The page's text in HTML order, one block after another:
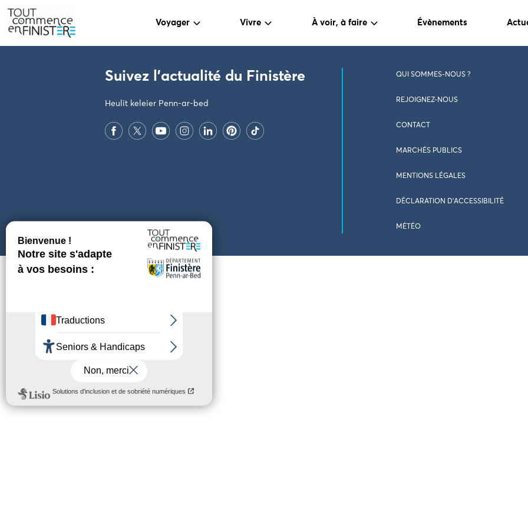
Voyager Vivre À voir, à faire Évènements
PARAMÈTRES DES COOKIES
Suivez l'actualité du Finistère
Heulit keleier Penn-ar-bed
QUI SOMMES-NOUS ?
REJOIGNEZ-NOUS
CONTACT
MARCHÉS PUBLICS
MENTIONS LÉGALES
DÉCLARATION D’ACCESSIBILITÉ
MÉTÉO